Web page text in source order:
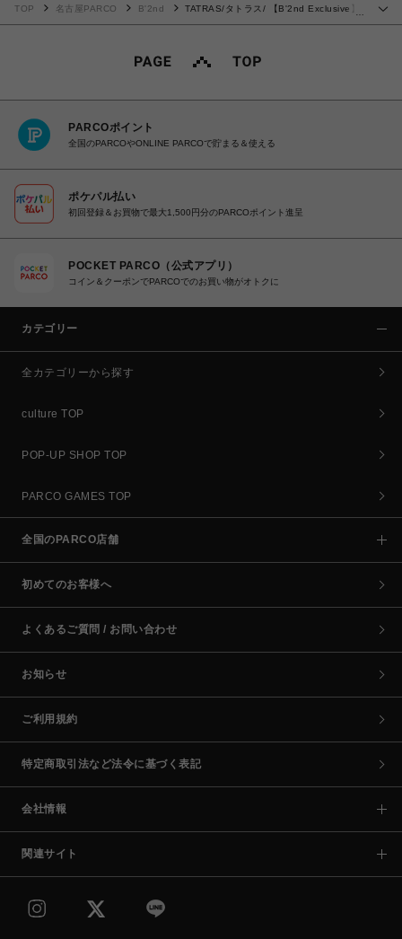
…
TOP 名古屋PARCO B'2nd
TATRAS/タトラス/ 【B'2nd Exclusive】
PARCOポイント
全国のPARCOやONLINE PARCOで貯まる＆使える
ポケパル払い
初回登録＆お買物で最大1,500円分のPARCOポイント進呈
POCKET PARCO（公式アプリ）
コイン＆クーポンでPARCOでのお買い物がオトクに
カテゴリー
全カテゴリーから探す
culture TOP
POP-UP SHOP TOP
PARCO GAMES TOP
全国のPARCO店舗
初めてのお客様へ
よくあるご質問 / お問い合わせ
お知らせ
ご利用規約
特定商取引法など法令に基づく表記
会社情報
関連サイト